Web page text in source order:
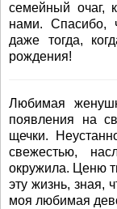
семейный очаг,
нами. Спасибо,
даже тогда,
рождения!
Любимая
появления на
щечки.
свежестью,
окружила. Ценю
эту жизнь, зная,
моя любимая